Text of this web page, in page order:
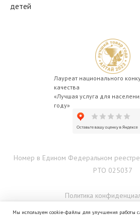
Мы используем cookie-файлы для улучшения работы
детей
Лауреат национального
качества
«Лучшая услуга для
году»
Номер в Едином Федеральном реестре
РТО 025037
Политика